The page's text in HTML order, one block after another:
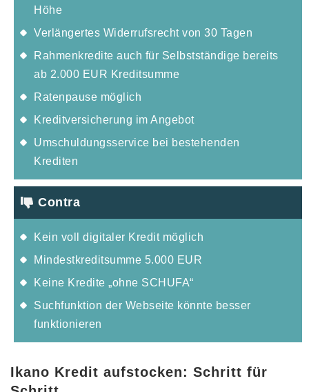
Höhe
Verlängertes Widerrufsrecht von 30 Tagen
Rahmenkredite auch für Selbstständige bereits
ab 2.000 EUR Kreditsumme
Ratenpause möglich
Kreditversicherung im Angebot
Umschuldungsservice bei bestehenden
Krediten
Contra
Kein voll digitaler Kredit möglich
Mindestkreditsumme 5.000 EUR
Keine Kredite „ohne SCHUFA“
Suchfunktion der Webseite könnte besser
funktionieren
Ikano Kredit aufstocken: Schritt für